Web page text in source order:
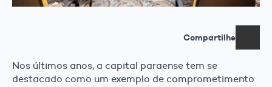
Compartilhe
Nos últimos anos, a capital paraense tem se
destacado como um exemplo de comprometimento